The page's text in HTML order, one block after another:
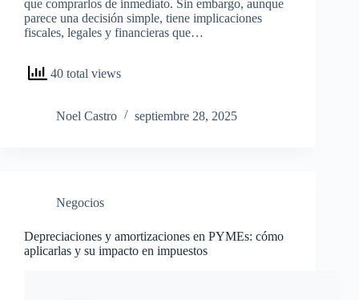
que comprarlos de inmediato. Sin embargo, aunque
parece una decisión simple, tiene implicaciones
fiscales, legales y financieras que…
40 total views
Noel Castro septiembre 28, 2025
Negocios
Depreciaciones y amortizaciones en PYMEs: cómo
aplicarlas y su impacto en impuestos